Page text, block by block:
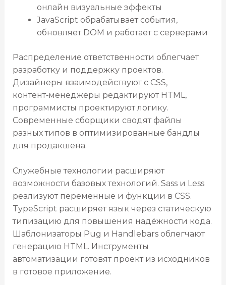
онлайн визуальные эффекты
JavaScript обрабатывает события,
обновляет DOM и работает с серверами
Распределение ответственности облегчает
разработку и поддержку проектов.
Дизайнеры взаимодействуют с CSS,
контент‑менеджеры редактируют HTML,
программисты проектируют логику.
Современные сборщики сводят файлы
разных типов в оптимизированные бандлы
для продакшена.
Служебные технологии расширяют
возможности базовых технологий. Sass и Less
реализуют переменные и функции в CSS.
TypeScript расширяет язык через статическую
типизацию для повышения надёжности кода.
Шаблонизаторы Pug и Handlebars облегчают
генерацию HTML. Инструменты
автоматизации готовят проект из исходников
в готовое приложение.